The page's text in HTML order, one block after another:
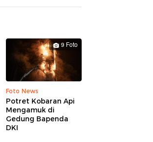
9 Foto
Foto News
Potret Kobaran Api
Mengamuk di
Gedung Bapenda
DKI